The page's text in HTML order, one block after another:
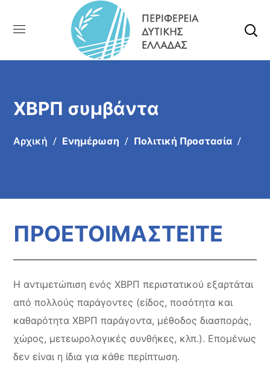
ΧΒΡΠ συμβάντα
Αρχική Ενημέρωση Πολιτική Προστασία
ΠΡΟΕΤΟΙΜΑΣΤΕΙΤΕ
Η αντιμετώπιση ενός ΧΒΡΠ περιστατικού εξαρτάται
από πολλούς παράγοντες (είδος, ποσότητα και
καθαρότητα ΧΒΡΠ παράγοντα, μέθοδος διασποράς,
χώρος, μετεωρολογικές συνθήκες, κλπ.). Επομένως
δεν είναι η ίδια για κάθε περίπτωση.